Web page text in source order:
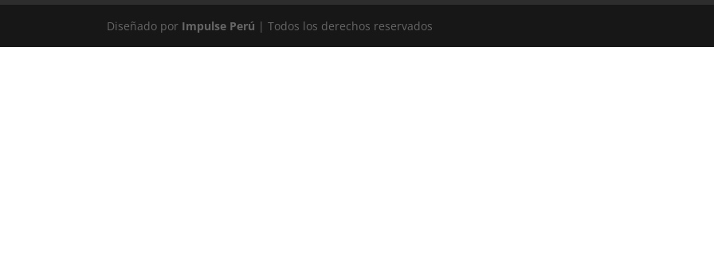
Diseñado por Impulse Perú | Todos los derechos reservados